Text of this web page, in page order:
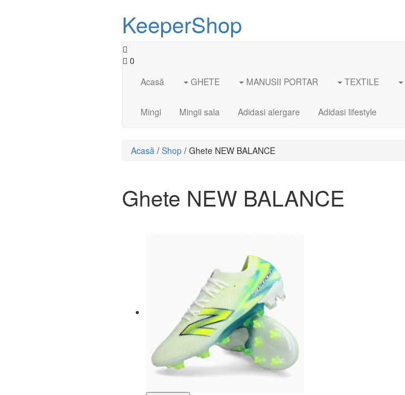
KeeperShop
0
Acasă
GHETE MANUSII PORTAR TEXTILE
Mingi Mingii sala Adidasi alergare Adidasi lifestyle
Acasă / Shop / Ghete NEW BALANCE
Ghete NEW BALANCE